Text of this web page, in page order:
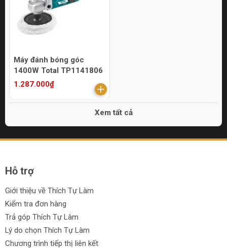
Máy đánh bóng góc
1400W Total TP1141806
1.287.000₫
Xem tất cả
Hỗ trợ
Giới thiệu về Thích Tự Làm
Kiểm tra đơn hàng
Trả góp Thích Tự Làm
Lý do chọn Thích Tự Làm
Chương trình tiếp thị liên kết